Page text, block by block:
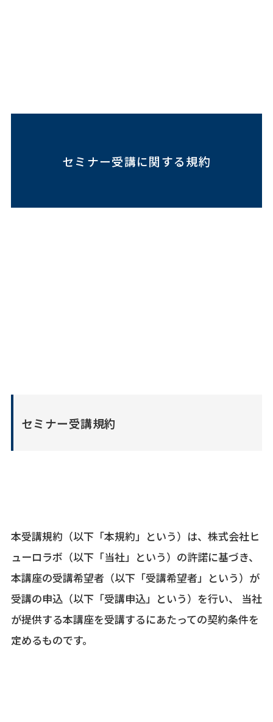
セミナー受講に関する規約
セミナー受講規約
本受講規約（以下「本規約」という）は、株式会社ヒ
ューロラボ（以下「当社」という）の許諾に基づき、
本講座の受講希望者（以下「受講希望者」という）が
受講の申込（以下「受講申込」という）を行い、 当社
が提供する本講座を受講するにあたっての契約条件を
定めるものです。